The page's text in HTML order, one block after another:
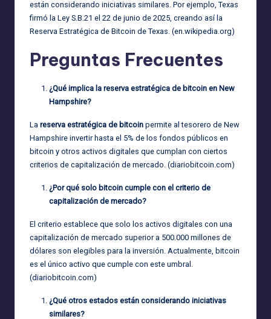
están considerando iniciativas similares. Por ejemplo, Texas
firmó la Ley S.B.21 el 22 de junio de 2025, creando así la
Reserva Estratégica de Bitcoin de Texas. (en.wikipedia.org)
Preguntas Frecuentes
¿Qué implica la reserva estratégica de bitcoin en New
Hampshire?
La reserva estratégica de bitcoin permite al tesorero de New
Hampshire invertir hasta el 5% de los fondos públicos en
bitcoin y otros activos digitales que cumplan con ciertos
criterios de capitalización de mercado. (diariobitcoin.com)
¿Por qué solo bitcoin cumple con el criterio de
capitalización de mercado?
El criterio establece que solo los activos digitales con una
capitalización de mercado superior a 500.000 millones de
dólares son elegibles para la inversión. Actualmente, bitcoin
es el único activo que cumple con este umbral.
(diariobitcoin.com)
¿Qué otros estados están considerando iniciativas
similares?